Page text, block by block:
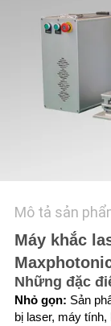
LIÊN
CHÚNG
CẦU
BÁO
GIÁ
РУССКИЙ
САЙТ
Mô tả sản
Máy khắc
Những đặc
Nhỏ gọn: Sản
bị laser, máy